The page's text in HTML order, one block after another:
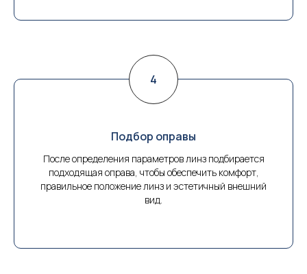
Подбор оправы
После определения параметров линз подбирается
подходящая оправа, чтобы обеспечить комфорт,
правильное положение линз и эстетичный внешний
вид.